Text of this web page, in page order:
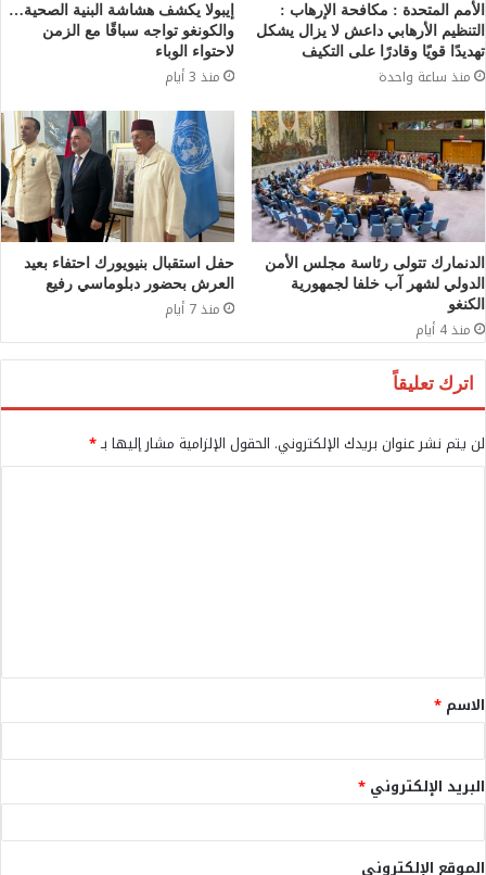
الأمم المتحدة : مكافحة الإرهاب :
التنظيم الأرهابي داعش لا يزال يشكل
تهديدًا قويًا وقادرًا على التكيف
منذ ساعة واحدة
إيبولا يكشف هشاشة البنية الصحية…
والكونغو تواجه سباقًا مع الزمن
لاحتواء الوباء
منذ 3 أيام
الدنمارك تتولى رئاسة مجلس الأمن
الدولي لشهر آب خلفا لجمهورية
الكنغو
منذ 4 أيام
حفل استقبال بنيويورك احتفاء بعيد
العرش بحضور دبلوماسي رفيع
منذ 7 أيام
اترك تعليقاً
لن يتم نشر عنوان بريدك الإلكتروني. الحقول الإلزامية مشار إليها بـ*
ق
*
الاسم *
البريد الإلكتروني *
الموقع الإلكتروني